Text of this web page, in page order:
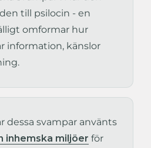
till psilocin - en
omformar hur
information, känslor
dessa svampar använts
inhemska miljöer för